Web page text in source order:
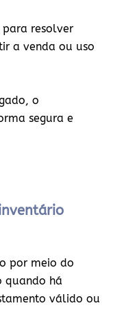
resolver
a venda ou uso
o
segura e
por meio do
quando há
válido ou